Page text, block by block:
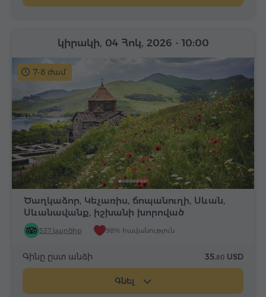
7-8 ժամ
Ծաղկաձոր, Կեչառիս, ճոպանուղի, Սևան,
Սևանավանք, իշխանի խորոված
537 կարծիք 98% հավանություն
կիրակի, 04 Հոկ, 2026 - 10:00
Գինը ըստ անձի 35.80 USD
Գնել